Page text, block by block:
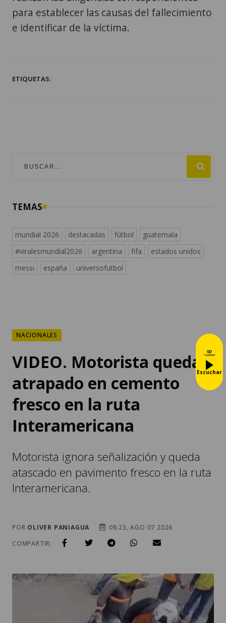
para establecer las causas del fallecimiento
e identificar de la víctima.
ETIQUETAS:
TEMAS
mundial 2026 destacadas fútbol
guatemala
#viralesmundial2026
argentina fifa
estados unidos
messi
españa universofutbol
NACIONALES
VIDEO. Motorista queda
atrapado en cemento
fresco en la ruta
Interamericana
Motorista ignora señalización y queda
atascado en pavimento fresco en la ruta
Interamericana.
POR OLIVER PANIAGUA
08:23, AGO 07 2026
COMPARTIR:
Escuchar